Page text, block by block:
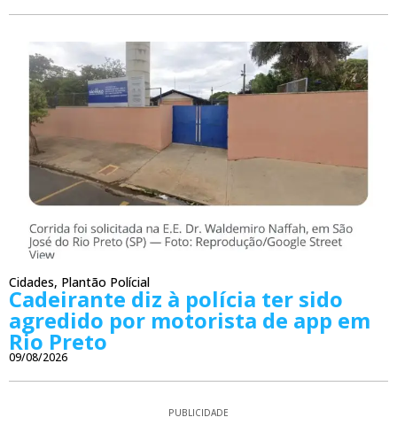
Cidades, Plantão Polícial
Cadeirante diz à polícia ter sido
agredido por motorista de app em
Rio Preto
09/08/2026
PUBLICIDADE